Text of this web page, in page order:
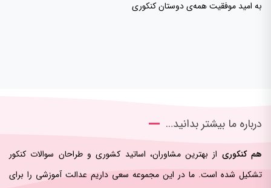
به امید موفقیت همه‌ی دوستان کنکوری
درباره ما بیشتر بدانید…
هم کنکوری از بهترین مشاوران، اساتید کشوری و طراحان سوالات کنکور
تشکیل شده است. ما در این مجموعه سعی داریم عدالت آموزشی را برای